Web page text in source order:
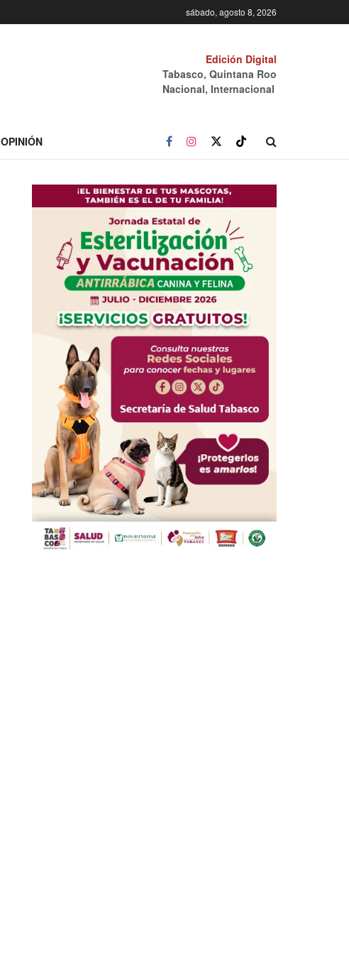
sábado, agosto 8, 2026
Edición Digital
Tabasco, Quintana Roo
Nacional, Internacional
OPINIÓN